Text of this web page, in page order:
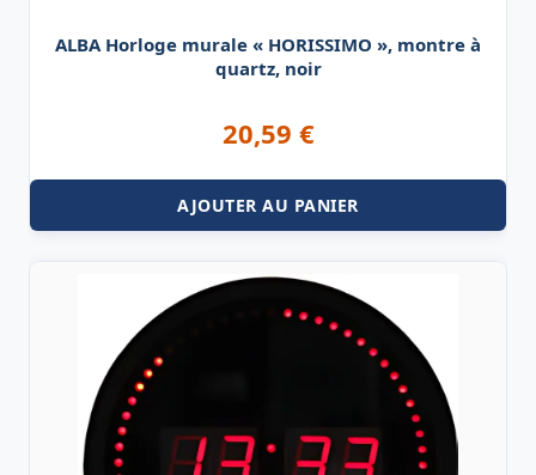
ALBA Horloge murale « HORISSIMO », montre à
quartz, noir
20,59 €
AJOUTER AU PANIER